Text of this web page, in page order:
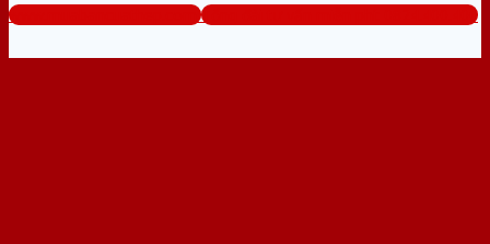
www.muabancuathep.com Tổng đài tư vấn miễn phí: 0824.400.400